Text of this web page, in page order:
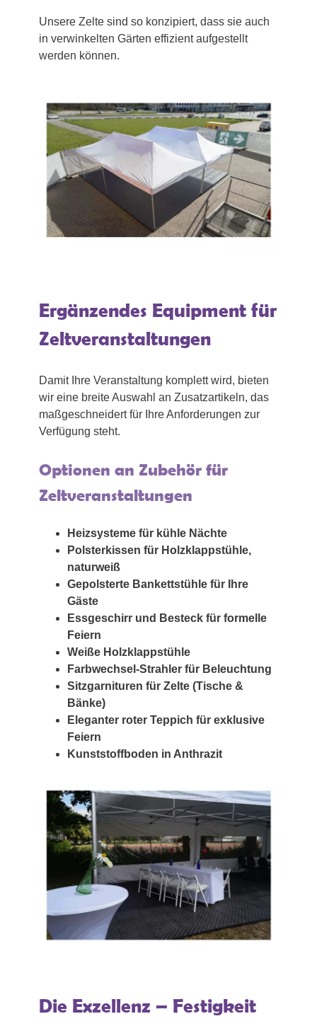
Unsere Zelte sind so konzipiert, dass sie auch
in verwinkelten Gärten effizient aufgestellt
werden können.
Ergänzendes Equipment für
Zeltveranstaltungen
Damit Ihre Veranstaltung komplett wird, bieten
wir eine breite Auswahl an Zusatzartikeln, das
maßgeschneidert für Ihre Anforderungen zur
Verfügung steht.
Optionen an Zubehör für
Zeltveranstaltungen
Heizsysteme für kühle Nächte
Polsterkissen für Holzklappstühle,
naturweiß
Gepolsterte Bankettstühle für Ihre
Gäste
Essgeschirr und Besteck für formelle
Feiern
Weiße Holzklappstühle
Farbwechsel-Strahler für Beleuchtung
Sitzgarnituren für Zelte (Tische &
Bänke)
Eleganter roter Teppich für exklusive
Feiern
Kunststoffboden in Anthrazit
Die Exzellenz – Festigkeit